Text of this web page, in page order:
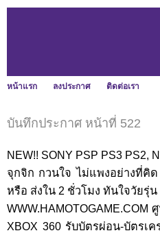
หน้าแรก ลงประกาศ ติดต่อเรา
บันทึกประกาศ หน้าที่ 522
NEW!! SONY PSP PS3 PS2,
จุกจิก กวนใจ ไม่แพงอย่างที่คิ
หรือ ส่งใน 2 ชั่วโมง ทันใจวัยรุ่
WWW.HAMOTOGAME.COM
XBOX 360 รับบัตรผ่อน-บัตรเ